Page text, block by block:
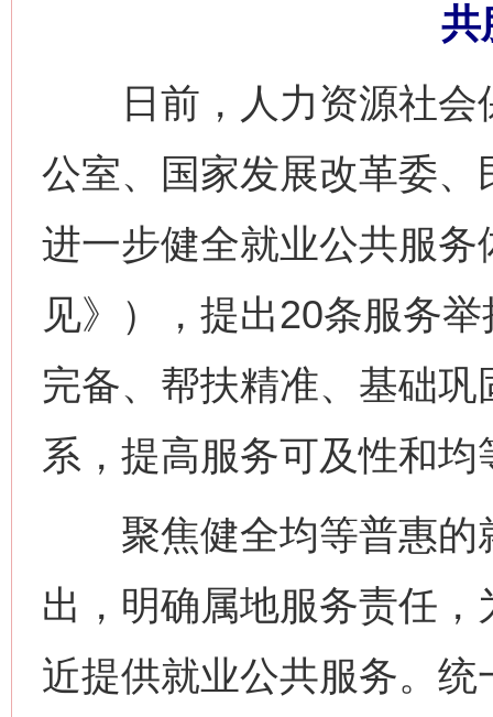
共
日前，人力资源社会
公室、国家发展改革委
进一步健全就业公共服
见》），提出20条服务
完备、帮扶精准、基础
系，提高服务可及性和
聚焦健全均等普惠的
出，明确属地服务责任
近提供就业公共服务。